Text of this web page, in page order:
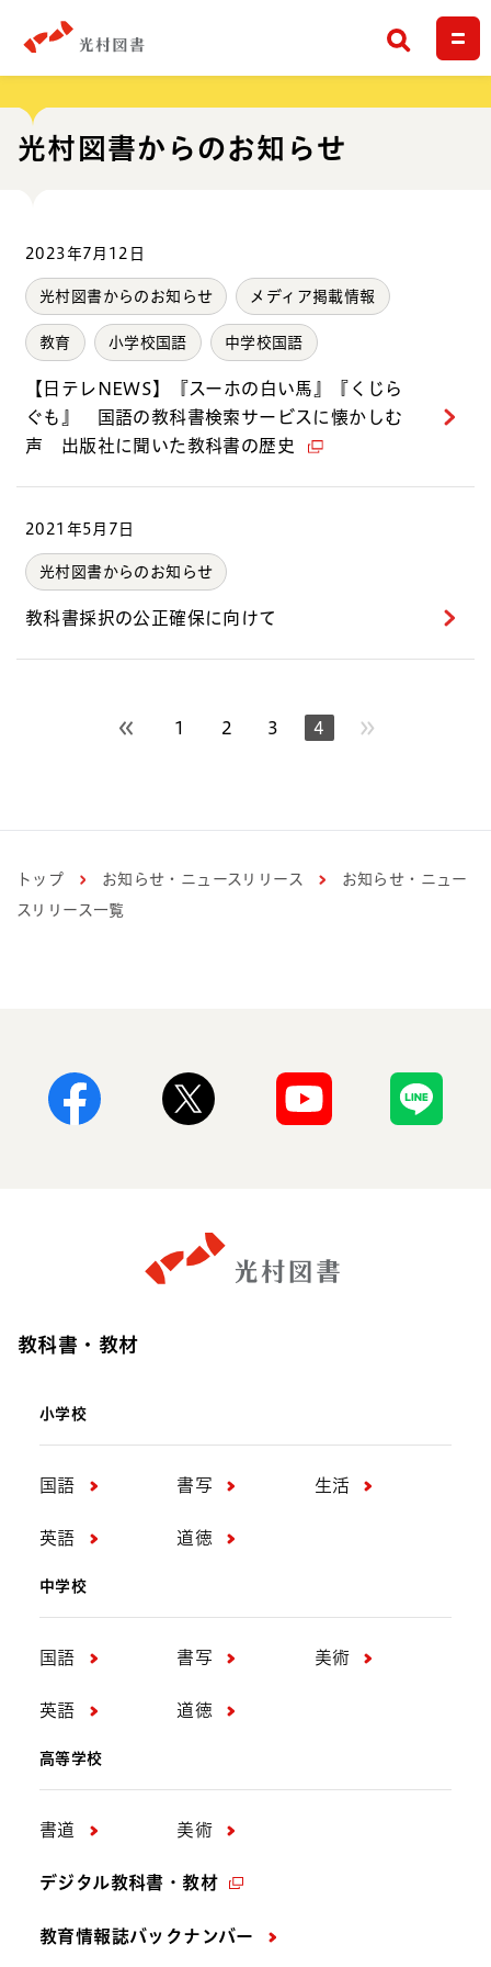
検索
光村図書からのお知らせ
2023年7月12日
光村図書からのお知らせ メディア掲載情報
教育 小学校国語 中学校国語
【日テレNEWS】『スーホの白い馬』『くじら
ぐも』 国語の教科書検索サービスに懐かしむ
声 出版社に聞いた教科書の歴史
2021年5月7日
光村図書からのお知らせ
教科書採択の公正確保に向けて
前のページへ
1 2 3 4
トップ お知らせ・ニュースリリース
お知らせ・ニュー
スリリース一覧
教科書・教材
小学校
国語 書写 生活
英語 道徳
中学校
国語 書写 美術
英語 道徳
高等学校
書道 美術
デジタル教科書・教材
教育情報誌バックナンバー